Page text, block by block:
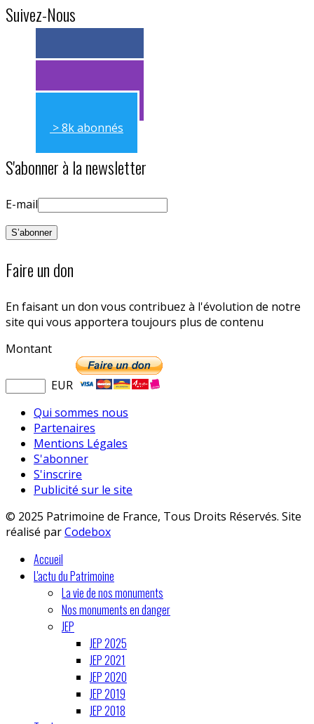
Suivez-Nous
> 11k abonnés
> 11k abonnés
> 8k abonnés
S'abonner à la newsletter
E-mail
Faire un don
En faisant un don vous contribuez à l'évolution de notre
site qui vous apportera toujours plus de contenu
Montant
EUR
Qui sommes nous
Partenaires
Mentions Légales
S'abonner
S'inscrire
Publicité sur le site
© 2025 Patrimoine de France, Tous Droits Réservés. Site
réalisé parCodebox
Accueil
L'actu du Patrimoine
La vie de nos monuments
Nos monuments en danger
JEP
JEP 2025
JEP 2021
JEP 2020
JEP 2019
JEP 2018